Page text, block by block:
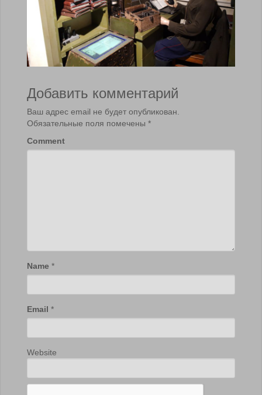
Добавить комментарий
Ваш адрес email не будет опубликован.
Обязательные поля помечены *
Comment
Name *
Email *
Website